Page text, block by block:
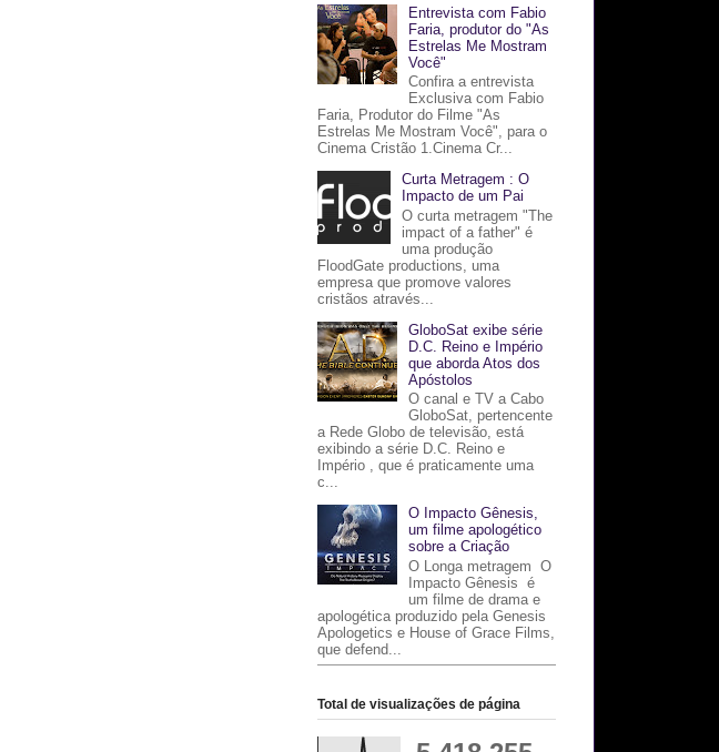
Entrevista com Fabio
Faria, produtor do "As
Estrelas Me Mostram
Você"
Confira a entrevista
Exclusiva com Fabio
Faria, Produtor do Filme "As
Estrelas Me Mostram Você", para o
Cinema Cristão 1.Cinema Cr...
Curta Metragem : O
Impacto de um Pai
O curta metragem "The
impact of a father" é
uma produção
FloodGate productions, uma
empresa que promove valores
cristãos através...
GloboSat exibe série
D.C. Reino e Império
que aborda Atos dos
Apóstolos
O canal e TV a Cabo
GloboSat, pertencente
a Rede Globo de televisão, está
exibindo a série D.C. Reino e
Império , que é praticamente uma
c...
O Impacto Gênesis,
um filme apologético
sobre a Criação
O Longa metragem O
Impacto Gênesis é
um filme de drama e
apologética produzido pela Genesis
Apologetics e House of Grace Films,
que defend...
Total de visualizações de página